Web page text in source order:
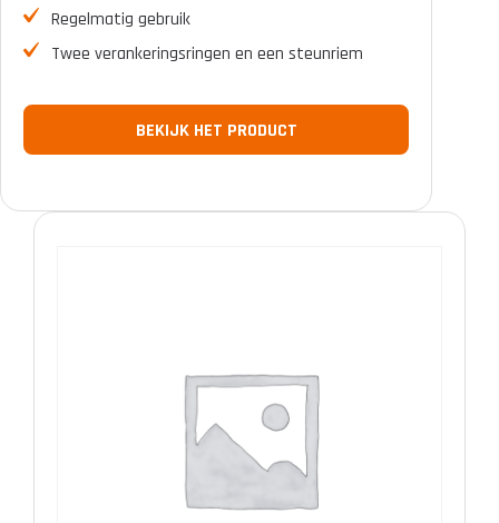
Regelmatig gebruik
Twee verankeringsringen en een steunriem
BEKIJK HET PRODUCT